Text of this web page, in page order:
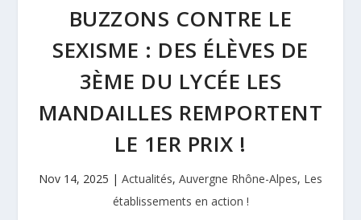
BUZZONS CONTRE LE
SEXISME : DES ÉLÈVES DE
3ÈME DU LYCÉE LES
MANDAILLES REMPORTENT
LE 1ER PRIX !
Nov 14, 2025 | Actualités, Auvergne Rhône-Alpes, Les
établissements en action !